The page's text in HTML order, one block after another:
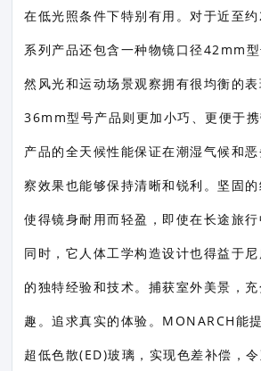
在低光照条件下特别有用。对于近至
系列产品还包含一种物镜口径42mm
然风光和运动场景观察拥有很均衡的
36mm型号产品则更加小巧、更便于携
产品的全天候性能保证在潮湿气候和
察效果也能够保持清晰和锐利。坚固
使得镜身耐用而轻盈，即使在长途旅行
同时，它人体工学构造设计也得益于
的独特经验和技术。捕获室外美景，
趣。追求真实的体验。MONARCH能提
超低色散(ED)玻璃，实现色差补偿，